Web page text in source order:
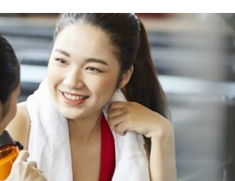
【着用レビュー】リライブシャツαの
効果は本当？口コミや評判も紹介
2026.01.29